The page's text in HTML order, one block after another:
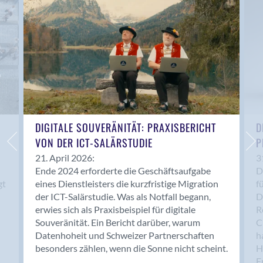
Anwil
Appenzell
Au SG
Baar
Baden
Balsthal
Balzers
Basel
Bassersdorf
Belp
Bendern
Benken (SG)
Bergdietikon
Berlin
Bern
Bern - Liebefeld
DIGITALE SOUVERÄNITÄT: PRAXISBERICHT
VON DER ICT-SALÄRSTUDIE
21. April 2026:
Ende 2024 erforderte die Geschäftsaufgabe
eines Dienstleisters die kurzfristige Migration
der ICT-Salärstudie. Was als Notfall begann,
erwies sich als Praxisbeispiel für digitale
Souveränität. Ein Bericht darüber, warum
Datenhoheit und Schweizer Partnerschaften
besonders zählen, wenn die Sonne nicht scheint.